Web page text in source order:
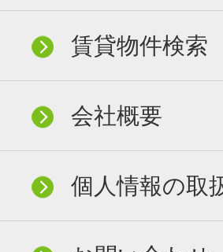
賃貸物件検索
会社概要
個人情報の取